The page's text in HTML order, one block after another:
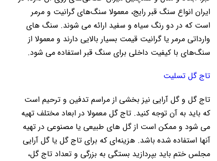
ایران انواع سنگ قبر رایج، معمولا سنگ‌های گرانیت و مرمر
است که در دو رنگ سیاه و سفید ارائه می شوند. سنگ های
وارداتی مرمر یا گرانیت قیمت بسیار بالایی دارند و معمولا از
سنگ‌های با کیفیت داخلی برای سنگ قبر استفاده می شود.
تاج گل تسلیت
تاج گل و گل آرایی نیز بخشی از مراسم تدفین و ترحیم است
که باید به آن توجه کنید. تاج گل معمولا در ابعاد مختلف تهیه
می شود و ممکن است از گل های طبیعی یا مصنوعی در تهیه
آنها استفاده شده باشد. هزینه‌ای که برای تاج گل یا گل آرایی
مجلس ختم باید بپردازید بستگی به بزرگی و تعداد تاج گل،